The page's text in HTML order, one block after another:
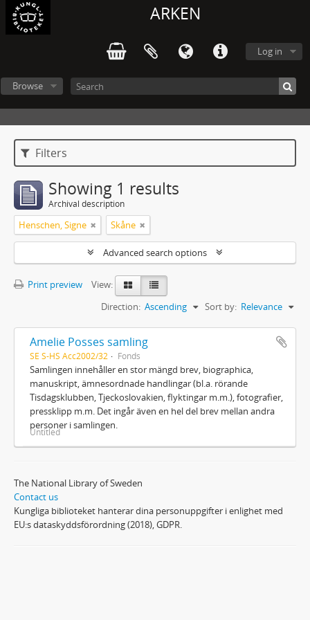
ARKEN
Log in
Browse
Filters
Showing 1 results
Archival description
Henschen, Signe Skåne
Advanced search options
Print preview
View:
Sort by: Relevance
Direction: Ascending
Amelie Posses samling
SE S-HS Acc2002/32 Fonds
Samlingen innehåller en stor mängd brev, biographica,
manuskript, ämnesordnade handlingar (bl.a. rörande
Tisdagsklubben, Tjeckoslovakien, flyktingar m.m.), fotografier,
pressklipp m.m. Det ingår även en hel del brev mellan andra
personer i samlingen.
Untitled
The National Library of Sweden
Contact us
Kungliga biblioteket hanterar dina personuppgifter i enlighet med
EU:s dataskyddsförordning (2018), GDPR.